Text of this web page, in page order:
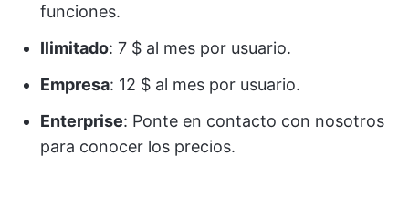
funciones.
Ilimitado: 7 $ al mes por usuario.
Empresa: 12 $ al mes por usuario.
Enterprise: Ponte en contacto con nosotros
para conocer los precios.